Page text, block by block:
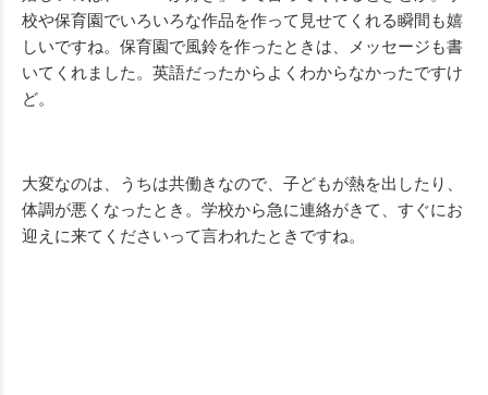
校や保育園でいろいろな作品を作って見せてくれる瞬間も嬉
しいですね。保育園で風鈴を作ったときは、メッセージも書
いてくれました。英語だったからよくわからなかったですけ
ど。
大変なのは、うちは共働きなので、子どもが熱を出したり、
体調が悪くなったとき。学校から急に連絡がきて、すぐにお
迎えに来てくださいって言われたときですね。